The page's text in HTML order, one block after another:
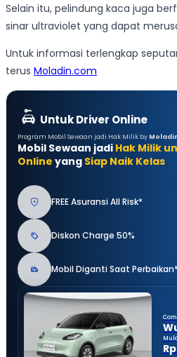
Selain itu, pelindung kaca juga
sinar ultraviolet yang dapat
Untuk informasi terlengkap
terus Moladin.com
Untuk Driver Online
Program Mobil Sewaan jadi Hak Milik by
Mobil Sewaan jadi Hak Milik
Online yang Siap Naik Kelas
FREE Asuransi All Risk*
Diskon Charge 50%
Mobil Diganti Saat Perbaikan*